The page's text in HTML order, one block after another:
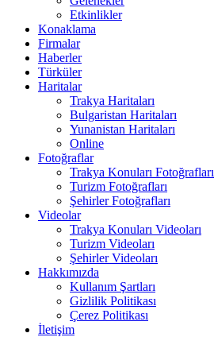
Etkinlikler
Konaklama
Firmalar
Haberler
Türküler
Haritalar
Trakya Haritaları
Bulgaristan Haritaları
Yunanistan Haritaları
Online
Fotoğraflar
Trakya Konuları Fotoğrafları
Turizm Fotoğrafları
Şehirler Fotoğrafları
Videolar
Trakya Konuları Videoları
Turizm Videoları
Şehirler Videoları
Hakkımızda
Kullanım Şartları
Gizlilik Politikası
Çerez Politikası
İletişim